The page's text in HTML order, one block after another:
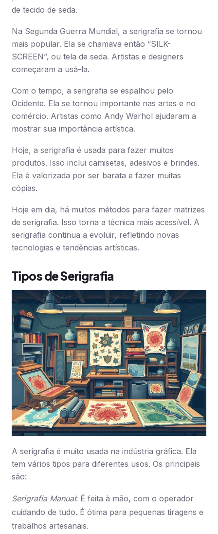
de tecido de seda.
Na Segunda Guerra Mundial, a serigrafia se tornou
mais popular. Ela se chamava então “SILK-
SCREEN”, ou tela de seda. Artistas e designers
começaram a usá-la.
Com o tempo, a serigrafia se espalhou pelo
Ocidente. Ela se tornou importante nas artes e no
comércio. Artistas como Andy Warhol ajudaram a
mostrar sua importância artística.
Hoje, a serigrafia é usada para fazer muitos
produtos. Isso inclui camisetas, adesivos e brindes.
Ela é valorizada por ser barata e fazer muitas
cópias.
Hoje em dia, há muitos métodos para fazer matrizes
de serigrafia. Isso torna a técnica mais acessível. A
serigrafia continua a evoluir, refletindo novas
tecnologias e tendências artísticas.
Tipos de Serigrafia
A serigrafia é muito usada na indústria gráfica. Ela
tem vários tipos para diferentes usos. Os principais
são:
Serigrafia Manual: É feita à mão, com o operador
cuidando de tudo. É ótima para pequenas tiragens e
trabalhos artesanais.